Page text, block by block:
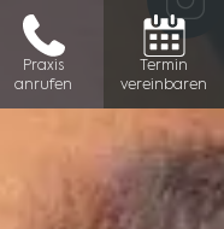
Praxis
anrufen
Termin
vereinbaren